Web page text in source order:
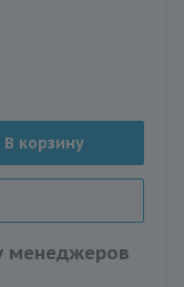
В корзину
менеджеров